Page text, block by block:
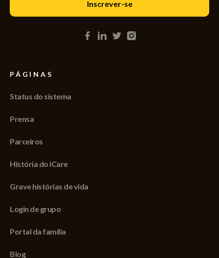
PÁGINAS
Status do sistema
Prensa
Parceiros
História do iCare
Grave histórias de vida
Login de grupo
Portal da família
Blog